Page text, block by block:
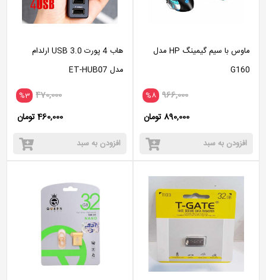
ماوس با سیم گیمینگ HP مدل
G160
%8 966,000
890,000 تومان
افزودن به سبد
هاب 4 پورت USB 3.0 ارلدام
مدل ET-HUB07
%3 470,000
460,000 تومان
افزودن به سبد